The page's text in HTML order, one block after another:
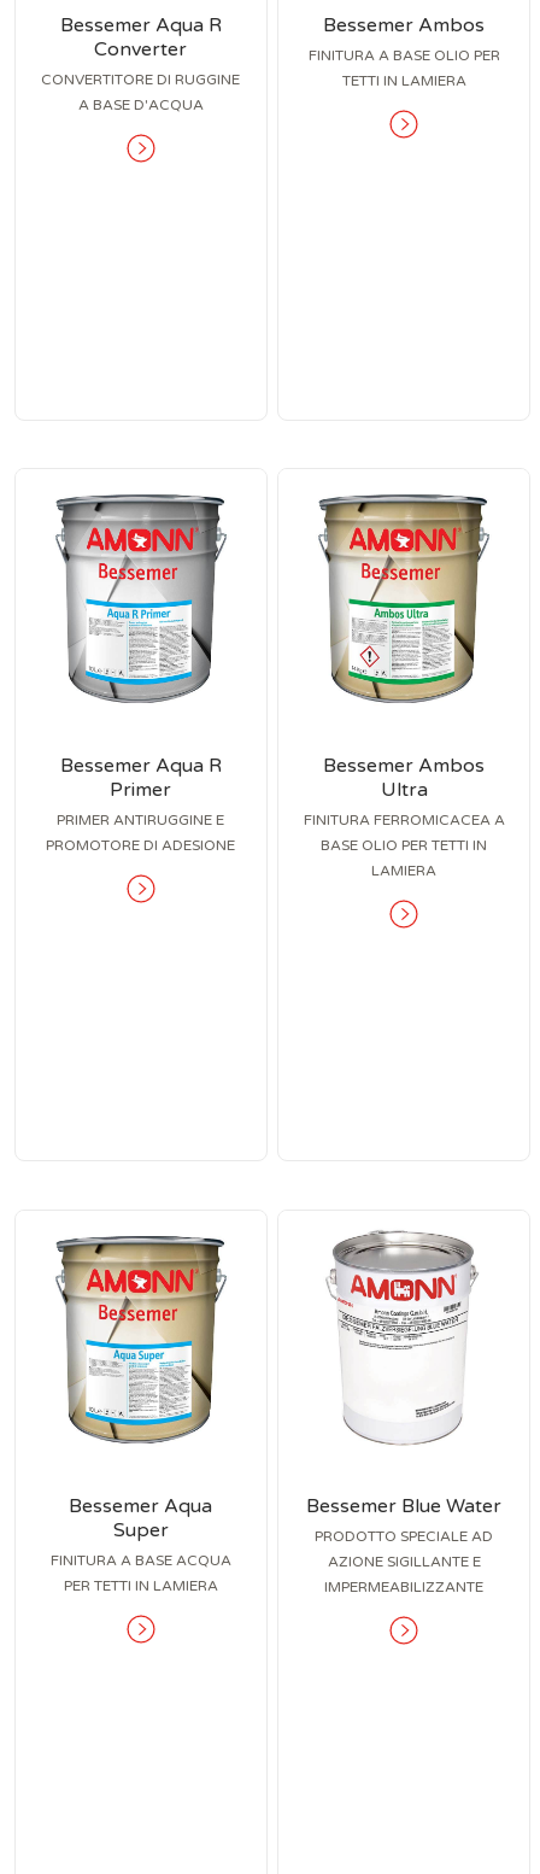
Bessemer Aqua R
Converter
CONVERTITORE DI RUGGINE
A BASE D'ACQUA
Bessemer Ambos
FINITURA A BASE OLIO PER
TETTI IN LAMIERA
Bessemer Aqua R
Primer
PRIMER ANTIRUGGINE E
PROMOTORE DI ADESIONE
Bessemer Ambos
Ultra
FINITURA FERROMICACEA A
BASE OLIO PER TETTI IN
LAMIERA
Bessemer Aqua
Super
FINITURA A BASE ACQUA
PER TETTI IN LAMIERA
Bessemer Blue Water
PRODOTTO SPECIALE AD
AZIONE SIGILLANTE E
IMPERMEABILIZZANTE